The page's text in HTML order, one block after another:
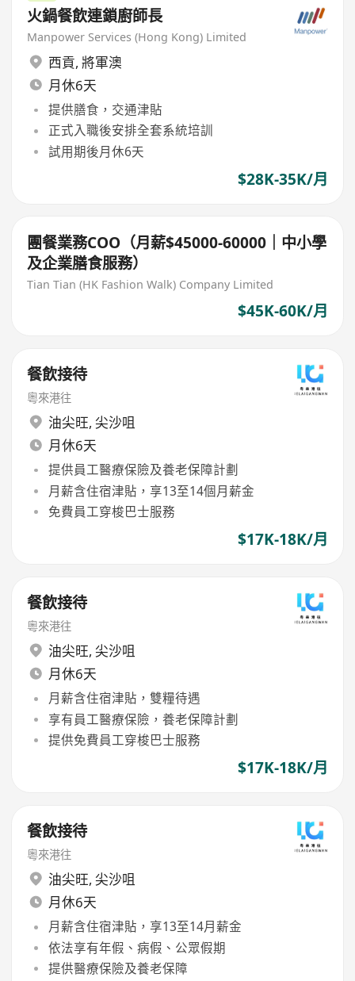
火鍋餐飲連鎖廚師長
Manpower Services (Hong Kong) Limited
西貢, 將軍澳
月休6天
提供膳食，交通津貼
正式入職後安排全套系統培訓
試用期後月休6天
$28K-35K/月
團餐業務COO（月薪$45000-60000｜中小學
及企業膳食服務）
Tian Tian (HK Fashion Walk) Company Limited
$45K-60K/月
餐飲接待
粵來港往
油尖旺, 尖沙咀
月休6天
提供員工醫療保險及養老保障計劃
月薪含住宿津貼，享13至14個月薪金
免費員工穿梭巴士服務
$17K-18K/月
餐飲接待
粵來港往
油尖旺, 尖沙咀
月休6天
月薪含住宿津貼，雙糧待遇
享有員工醫療保險，養老保障計劃
提供免費員工穿梭巴士服務
$17K-18K/月
餐飲接待
粵來港往
油尖旺, 尖沙咀
月休6天
月薪含住宿津貼，享13至14月薪金
依法享有年假、病假、公眾假期
提供醫療保險及養老保障